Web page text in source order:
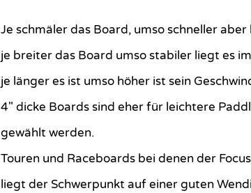
Je schmäler das Board, umso schneller
je breiter das Board umso stabiler liegt es
je länger es ist umso höher ist sein
4″ dicke Boards sind eher für leichtere
gewählt werden.
Touren und Raceboards bei denen der
liegt der Schwerpunkt auf einer guten